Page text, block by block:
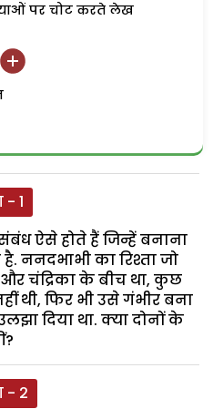
पर चोट करते लेख
- 1
ऐसे होते हैं जिन्हें बनाना
है. ननदभाभी का रिश्ता जो
और चंद्रिका के बीच था, कुछ
थी, फिर भी उसे गंभीर बना
दिया था. क्या दोनों के
- 2